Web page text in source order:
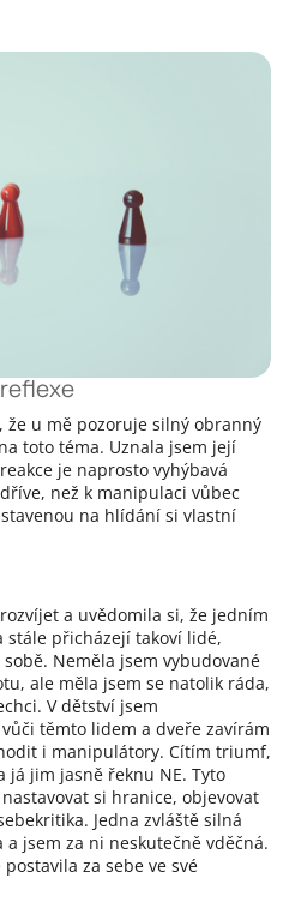
že u mě pozoruje silný obranný
toto téma. Uznala jsem její
je naprosto vyhýbavá
než k manipulaci vůbec
na hlídání si vlastní
a uvědomila si, že jedním
stále přicházejí takoví lidé,
Neměla jsem vybudované
ale měla jsem se natolik ráda,
V dětství jsem
těmto lidem a dveře zavírám
i manipulátory. Cítím triumf,
já jim jasně řeknu NE. Tyto
si hranice, objevovat
Jedna zvláště silná
jsem za ni neskutečně vděčná.
za sebe ve své